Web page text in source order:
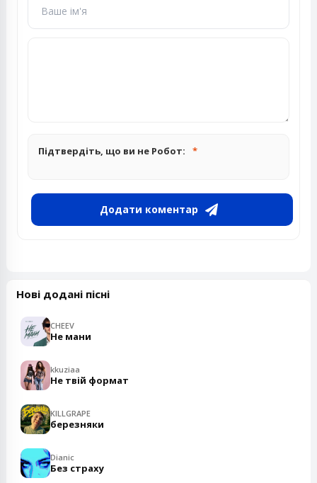
Підтвердіть, що ви не Робот:
Додати коментар
Нові додані пісні
CHEEV
Не мани
kkuziaa
Не твій формат
KILLGRAPE
березняки
Dianic
Без страху